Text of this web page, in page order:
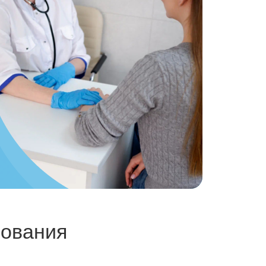
Вы даёте своё
данных